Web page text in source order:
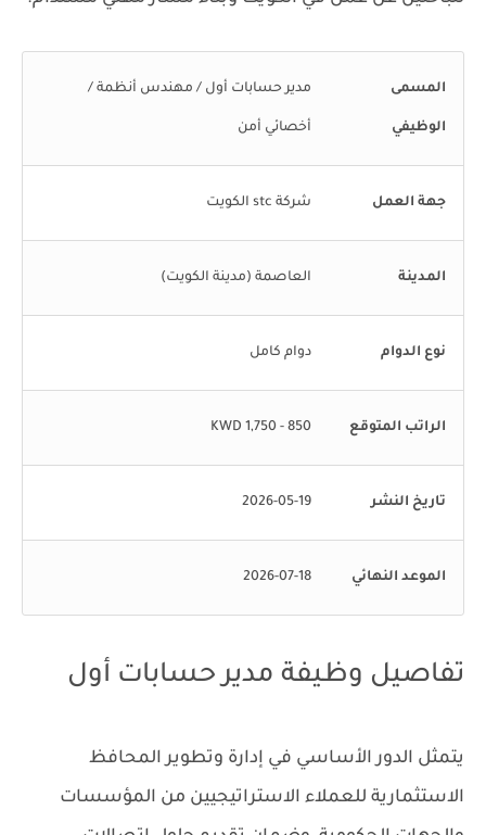
المسمى
الوظيفي
مدير حسابات أول / مهندس أنظمة /
أخصائي أمن
جهة العمل شركة stc الكويت
المدينة العاصمة (مدينة الكويت)
نوع الدوام دوام كامل
الراتب المتوقع 850 - 1,750 KWD
تاريخ النشر 2026-05-19
الموعد النهائي 2026-07-18
تفاصيل وظيفة مدير حسابات أول
يتمثل الدور الأساسي في إدارة وتطوير المحافظ
الاستثمارية للعملاء الاستراتيجيين من المؤسسات